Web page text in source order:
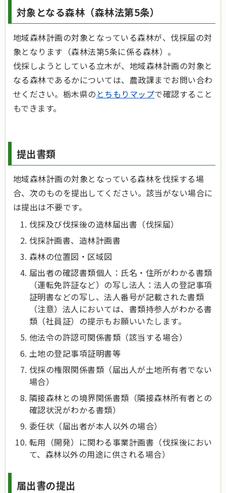
対象となる森林（森林法第5条）
地域森林計画の対象となっている森林が、伐採届の対
象となります（森林法第5条に係る森林）。
伐採しようとしている立木が、地域森林計画の対象と
なる森林であるかについては、農政課までお問い合わ
せください。栃木県の とちもりマップで確認すること
もできます。
提出書類
地域森林計画の対象となっている森林を伐採する場
合、次のものを提出してください。該当がない場合に
は提出は不要です。
伐採及び伐採後の造林届出書（伐採届）
伐採計画書、造林計画書
森林の位置図・区域図
届出者の確認書類個人：氏名・住所がわかる書類
（運転免許証など）の写し法人：法人の登記事項
証明書などの写し、法人番号が記載された書類
（注意）法人においては、書類持参人がわかる書
類（社員証）の提示もお願いいたします。
他法令の許認可関係書類（該当する場合）
土地の登記事項証明書等
伐採の権限関係書類（届出人が土地所有者でない
場合）
隣接森林との境界関係書類（隣接森林所有者との
確認状況がわかる書類）
委任状（届出者が本人以外の場合）
転用（開発）に関わる事業計画書（伐採後におい
て、森林以外の用途に供される場合）
届出書の提出